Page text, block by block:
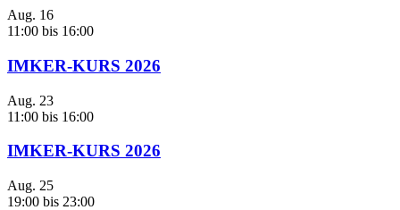
Aug. 16
11:00 bis 16:00
IMKER-KURS 2026
Aug. 23
11:00 bis 16:00
IMKER-KURS 2026
Aug. 25
19:00 bis 23:00